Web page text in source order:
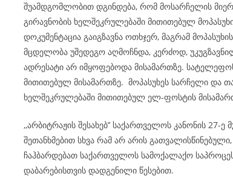
შუამდგომლობით დგინდება, რომ მოსარჩელის
გირავნობის ხელშეკრულებაში მითითებულ
დოკუმენტაცია გაიგზავნა ოთხჯერ, მაგრამ
მცდელობა უშედეგო აღმოჩნდა, კერძოდ,
ადრესატი არ იმყოფებოდა მისამართზე.
მითითებულ მისამართზე. მოპასუხეს სარჩელი და
ხელშეკრულებაში მითითებულ ელ-ფოსტის
,,არბიტრაჟის შესახებ’’ საქართველოს კანონის 27-
შეთანხმებით სხვა რამ არ არის
ჩაჰბარდებათ საქართველოს სამოქალაქო
დაბარებისთვის დადგენილი წესებით.